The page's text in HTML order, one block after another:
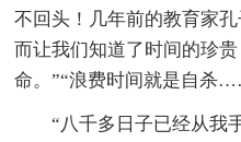
不回头！几年前的教育家
而让我们知道了时间的珍
命。”“浪费时间就是自杀
“八千多日子已经从我